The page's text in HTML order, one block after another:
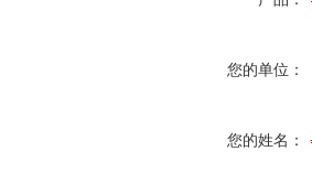
您的单位：
您的姓名：